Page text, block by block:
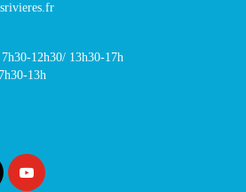
12h30/ 13h30-17h
13h